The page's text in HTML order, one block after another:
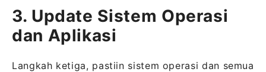
3. Update Sistem Operasi
dan Aplikasi
Langkah ketiga, pastiin sistem operasi dan semua